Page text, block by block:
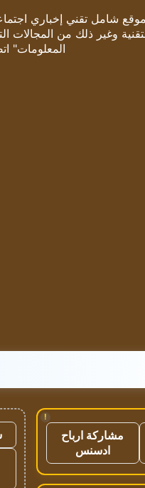
شامل تقني إخباري
وغير ذلك من المجالات
المعلومات"
!
مشاركة ارباح
ادسنس